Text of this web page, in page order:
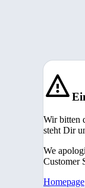
Wir bitten
steht Dir
We
Customer
Homepage